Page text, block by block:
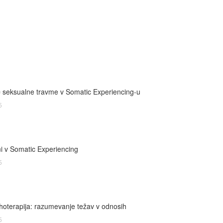
travme v Somatic Experiencing-u
v Somatic Experiencing
razumevanje težav v odnosih